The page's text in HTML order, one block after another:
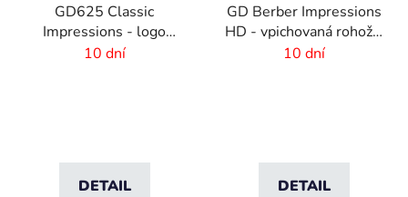
GD625 Classic
Impressions - logo
rohož s HD potlačou - 6
10 dní
DETAIL
GD Berber Impressions
HD - vpichovaná rohož s
logom
10 dní
DETAIL